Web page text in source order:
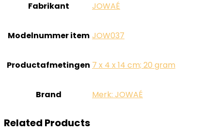
Fabrikant ‎JOWAÉ
Modelnummer item ‎JOW037
Productafmetingen ‎7 x 4 x 14 cm; 20 gram
Brand Merk: JOWAÉ
Related Products